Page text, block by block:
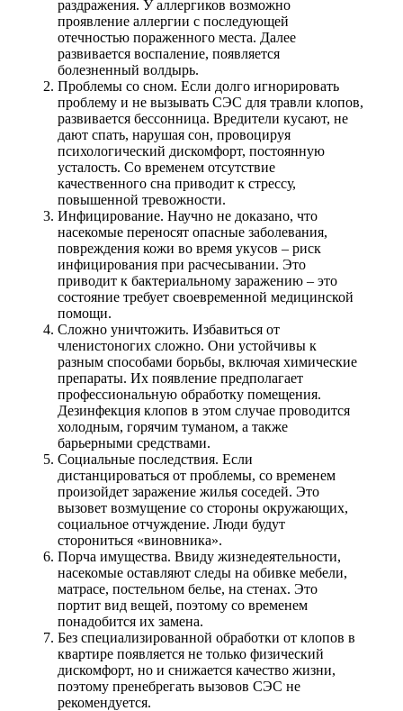
раздражения. У аллергиков возможно
проявление аллергии с последующей
отечностью пораженного места. Далее
развивается воспаление, появляется
болезненный волдырь.
Проблемы со сном. Если долго игнорировать
проблему и не вызывать СЭС для травли клопов,
развивается бессонница. Вредители кусают, не
дают спать, нарушая сон, провоцируя
психологический дискомфорт, постоянную
усталость. Со временем отсутствие
качественного сна приводит к стрессу,
повышенной тревожности.
Инфицирование. Научно не доказано, что
насекомые переносят опасные заболевания,
повреждения кожи во время укусов – риск
инфицирования при расчесывании. Это
приводит к бактериальному заражению – это
состояние требует своевременной медицинской
помощи.
Сложно уничтожить. Избавиться от
членистоногих сложно. Они устойчивы к
разным способами борьбы, включая химические
препараты. Их появление предполагает
профессиональную обработку помещения.
Дезинфекция клопов в этом случае проводится
холодным, горячим туманом, а также
барьерными средствами.
Социальные последствия. Если
дистанцироваться от проблемы, со временем
произойдет заражение жилья соседей. Это
вызовет возмущение со стороны окружающих,
социальное отчуждение. Люди будут
сторониться «виновника».
Порча имущества. Ввиду жизнедеятельности,
насекомые оставляют следы на обивке мебели,
матрасе, постельном белье, на стенах. Это
портит вид вещей, поэтому со временем
понадобится их замена.
Без специализированной обработки от клопов в
квартире появляется не только физический
дискомфорт, но и снижается качество жизни,
поэтому пренебрегать вызовов СЭС не
рекомендуется.